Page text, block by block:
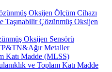
Oksijen Ölçüm Cihazı
Taşınabilir Çözünmüş Oksijen
Oksijen Sensörü
Metaller
Katı Madde (MLSS)
ve Toplam Katı Madde